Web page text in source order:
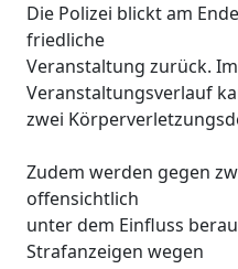
Die Polizei blickt am
friedliche
Veranstaltung zurück.
Veranstaltungsverlauf
zwei
Zudem werden gegen
offensichtlich
unter dem Einfluss
Strafanzeigen wegen